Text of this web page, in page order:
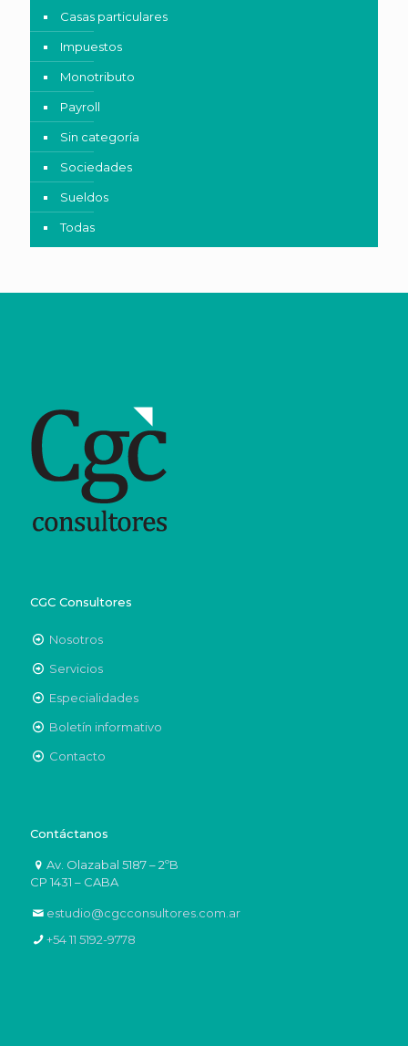
Casas particulares
Impuestos
Monotributo
Payroll
Sin categoría
Sociedades
Sueldos
Todas
CGC Consultores
Nosotros
Servicios
Especialidades
Boletín informativo
Contacto
Contáctanos
Av. Olazabal 5187 – 2ºB
CP 1431 – CABA
estudio@cgcconsultores.com.ar
+54 11 5192-9778